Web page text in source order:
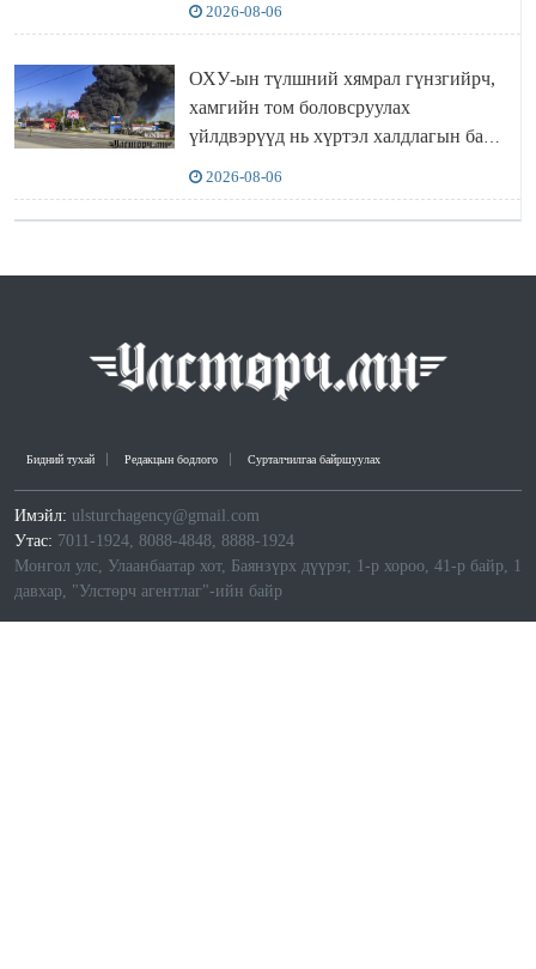
2026-08-06
ОХУ-ын түлшний хямрал гүнзгийрч,
хамгийн том боловсруулах
үйлдвэрүүд нь хүртэл халдлагын бай
2026-08-06
Бидний тухай Редакцын бодлого Сурталчилгаа байршуулах
Имэйл: ulsturchagency@gmail.com
Утас: 7011-1924, 8088-4848, 8888-1924
Монгол улс, Улаанбаатар хот, Баянзүрх дүүрэг, 1-р хороо, 41-р байр, 1
давхар, "Улстөрч агентлаг"-ийн байр